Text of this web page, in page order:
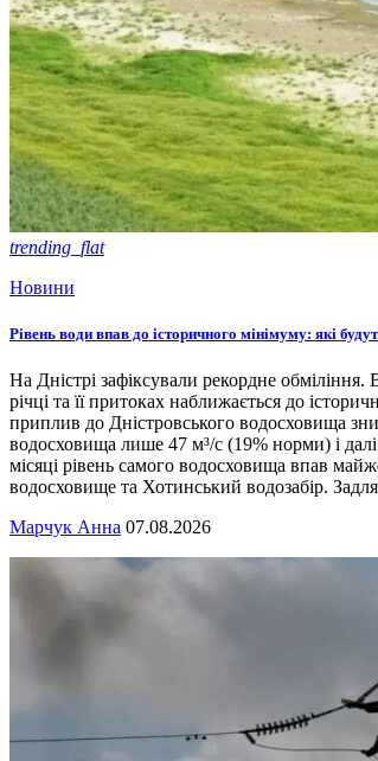
trending_flat
Новини
Рівень води впав до історичного мінімуму: які
На Дністрі зафіксували рекордне
річці та її притоках наближається до
приплив до Дністровського водосховища
водосховища лише 47 м³/с (19% норми) і
місяці рівень самого водосховища впав
водосховище та Хотинський водозабір.
Марчук Анна 07.08.2026